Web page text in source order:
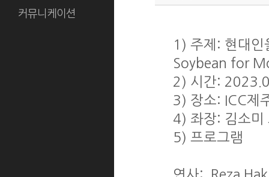
커뮤니케이션
1) 주제: 현대
Soybean for
2) 시간:
3) 장소: ICC제
4) 좌장: 김소미
5) 프로그램